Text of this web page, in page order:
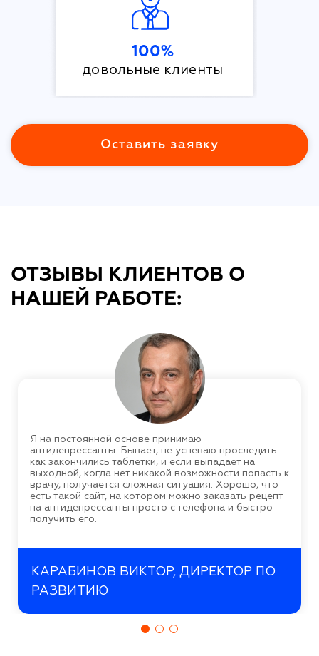
100%
довольные клиенты
Оставить заявку
ОТЗЫВЫ КЛИЕНТОВ О
НАШЕЙ РАБОТЕ:
Я на постоянной основе принимаю
антидепрессанты. Бывает, не успеваю проследить
как закончились таблетки, и если выпадает на
выходной, когда нет никакой возможности попасть к
врачу, получается сложная ситуация. Хорошо, что
есть такой сайт, на котором можно заказать рецепт
на антидепрессанты просто с телефона и быстро
получить его.
КАРАБИНОВ ВИКТОР, ДИРЕКТОР ПО
РАЗВИТИЮ